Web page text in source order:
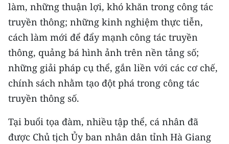
làm, những thuận lợi, khó khăn trong công tác
truyền thông; những kinh nghiệm thực tiễn,
cách làm mới để đẩy mạnh công tác truyền
thông, quảng bá hình ảnh trên nền tảng số;
những giải pháp cụ thể, gắn liền với các cơ chế,
chính sách nhằm tạo đột phá trong công tác
truyền thông số.
Tại buổi tọa đàm, nhiều tập thể, cá nhân đã
được Chủ tịch Ủy ban nhân dân tỉnh Hà Giang